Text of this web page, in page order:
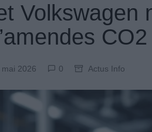
Volkswagen
mai 2026 0 Actus Info